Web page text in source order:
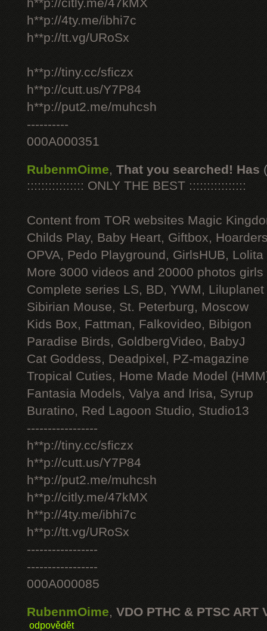
h**p://citly.me/47kMX
h**p://4ty.me/ibhi7c
h**p://tt.vg/URoSx
h**p://tiny.cc/sficzx
h**p://cutt.us/Y7P84
h**p://put2.me/muhcsh
----------
000A000351
RubenmOime, That you searched! Has
:::::::::::::::: ONLY THE BEST ::::::::::::::::
Content from TOR websites Magic
Childs Play, Baby Heart, Giftbox,
OPVA, Pedo Playground, GirlsHUB, Lolita
More 3000 videos and 20000 photos
Complete series LS, BD, YWM, Liluplanet
Sibirian Mouse, St. Peterburg, Moscow
Kids Box, Fattman, Falkovideo, Bibigon
Paradise Birds, GoldbergVideo, BabyJ
Cat Goddess, Deadpixel, PZ-magazine
Tropical Cuties, Home Made Model
Fantasia Models, Valya and Irisa, Syrup
Buratino, Red Lagoon Studio, Studio13
-----------------
h**p://tiny.cc/sficzx
h**p://cutt.us/Y7P84
h**p://put2.me/muhcsh
h**p://citly.me/47kMX
h**p://4ty.me/ibhi7c
h**p://tt.vg/URoSx
-----------------
-----------------
000A000085
RubenmOime, VDO PTHC & PTSC ART
odpovědět